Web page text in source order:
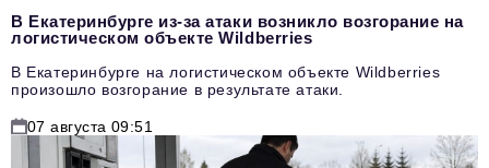
В Екатеринбурге из-за атаки возникло возгорание на
логистическом объекте Wildberries
В Екатеринбурге на логистическом объекте Wildberries
произошло возгорание в результате атаки.
07 августа 09:51